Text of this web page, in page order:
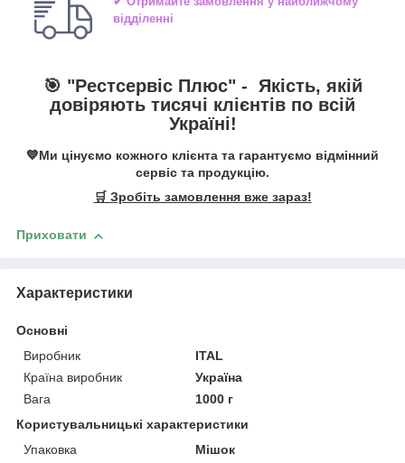
відділенні
🎯 "Рестсервіс Плюс" - Якість, якій
довіряють тисячі клієнтів по всій
Україні!
💙Ми цінуємо кожного клієнта та гарантуємо відмінний
сервіс та продукцію.
🛒 Зробіть замовлення вже зараз!
Приховати
Характеристики
Основні
Виробник
ITAL
Країна виробник
Україна
Вага
1000 г
Користувальницькі характеристики
Упаковка
Мішок